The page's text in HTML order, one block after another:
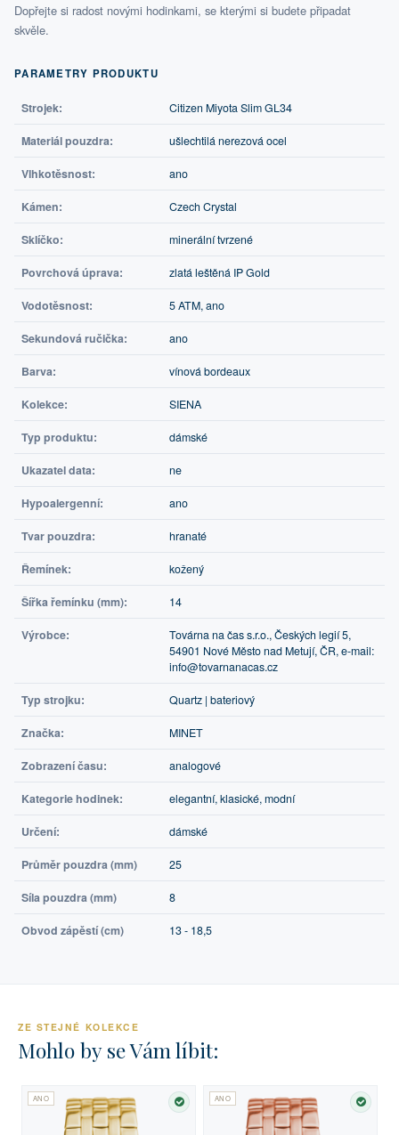
Dopřejte si radost novými hodinkami, se kterými si budete připadat
skvěle.
PARAMETRY PRODUKTU
Strojek: Citizen Miyota Slim GL34
Materiál pouzdra: ušlechtilá nerezová ocel
Vlhkotěsnost: ano
Kámen: Czech Crystal
Sklíčko: minerální tvrzené
Povrchová úprava: zlatá leštěná IP Gold
Vodotěsnost: 5 ATM, ano
Sekundová ručička: ano
Barva: vínová bordeaux
Kolekce: SIENA
Typ produktu: dámské
Ukazatel data: ne
Hypoalergenní: ano
Tvar pouzdra: hranaté
Řemínek: kožený
Šířka řemínku (mm): 14
Výrobce:
Továrna na čas s.r.o., Českých legií 5,
54901 Nové Město nad Metují, ČR, e-mail:
info@tovarnanacas.cz
Typ strojku: Quartz | bateriový
Značka: MINET
Zobrazení času: analogové
Kategorie hodinek: elegantní, klasické, modní
Určení: dámské
Průměr pouzdra (mm) 25
Síla pouzdra (mm) 8
Obvod zápěstí (cm) 13 - 18,5
ZE STEJNÉ KOLEKCE
Mohlo by se Vám líbit:
ANO
SKLADEM
ANO